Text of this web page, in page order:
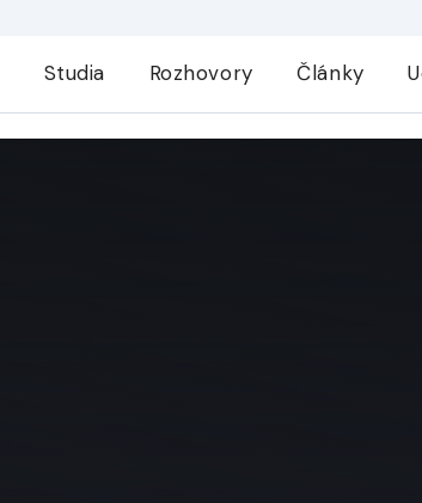
Studia Rozhovory Články